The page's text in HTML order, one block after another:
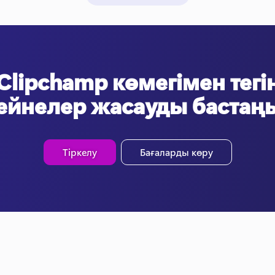
көмегімен
жасауды
Тіркелу Бағаларды көру